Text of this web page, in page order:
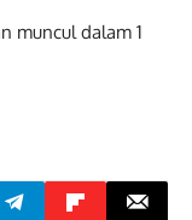
muncul dalam 0